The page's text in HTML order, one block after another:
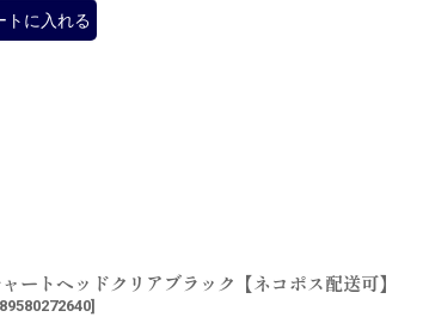
トに入れる
ートヘッドクリアブラック【ネコポス配送可】
]